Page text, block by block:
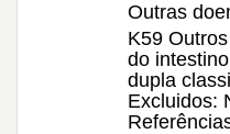
Outras
K59
do
dupla
Excluidos: